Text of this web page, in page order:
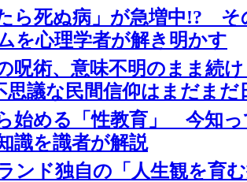
たら死ぬ病」が急増中!?
を心理学者が解き明かす
呪術、意味不明のまま続
思議な民間信仰はまだま
始める「性教育」 今知
識を識者が解説
ンド独自の「人生観を育